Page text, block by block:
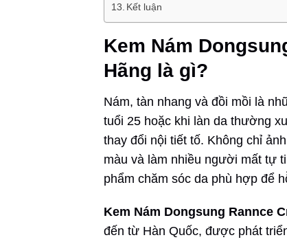
Kết luận
Kem Nám
Hãng là gì?
Nám, tàn nhang và đồi mồi là
tuổi 25 hoặc khi làn da thường
thay đổi nội tiết tố. Không chỉ
màu và làm nhiều người mất tự
phẩm chăm sóc da phù hợp để
Kem Nám Dongsung Rannce
đến từ Hàn Quốc, được phát